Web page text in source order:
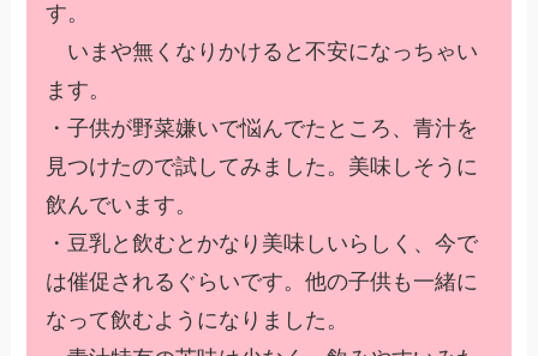
す。
いまや無くなりかけると不安になっちゃい
ます。
・子供が野菜嫌いで悩んでたところ、青汁を
見つけたので試してみました。美味しそうに
飲んでいます。
・豆乳と飲むとかなり美味しいらしく、今で
は催促されるぐらいです。他の子供も一緒に
なって飲むようになりました。